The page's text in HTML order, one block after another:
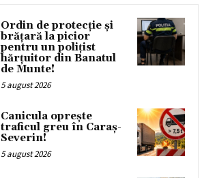
Ordin de protecție și
brățară la picior
pentru un polițist
hărțuitor din Banatul
de Munte!
5 august 2026
Canicula oprește
traficul greu în Caraș-
Severin!
5 august 2026